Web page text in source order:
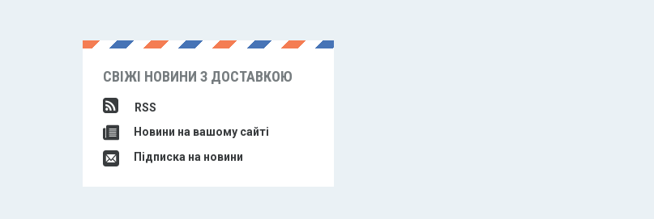
СВІЖІ НОВИНИ З ДОСТАВКОЮ
RSS
Новини на вашому сайті
Підписка на новини